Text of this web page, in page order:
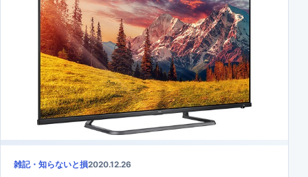
雑記・知らないと損2020.12.26